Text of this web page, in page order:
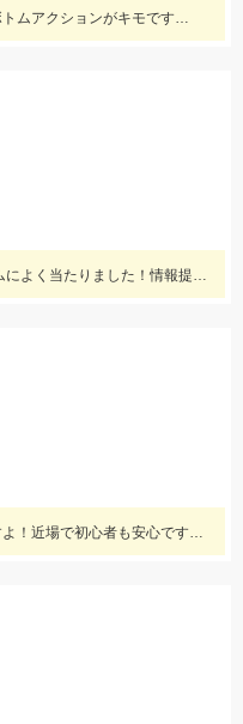
ムアクションがキモです…
明け方での釣果 クリア系のワームによく当たりました！情報提供ありがとうございます。
午後ショート便キス釣り好調ですよ！近場で初心者も安心です。午前便ではイサキ釣りへ出船中！